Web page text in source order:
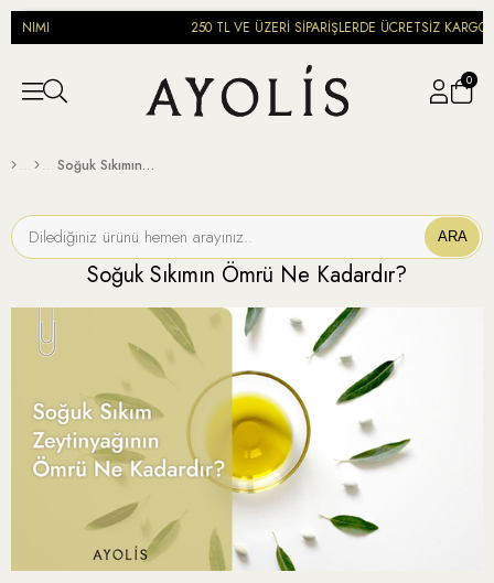
250 TL VE ÜZERİ SİPARİŞLERDE ÜCRETSİZ KARGO
0
Soğuk Sıkımın Ömrü Ne Kadardır?
ARA
Soğuk Sıkımın Ömrü Ne Kadardır?